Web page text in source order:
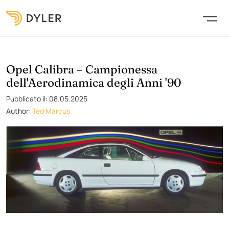
Opel Calibra – Campionessa
dell'Aerodinamica degli Anni '90
Pubblicato il: 08.05.2025
Author: Ted Marcus